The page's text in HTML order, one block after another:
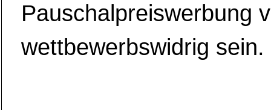
Pauschalpreiswerbung
wettbewerbswidrig sein.